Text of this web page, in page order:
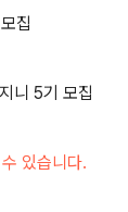
집
니 5기 모집
있습니다.